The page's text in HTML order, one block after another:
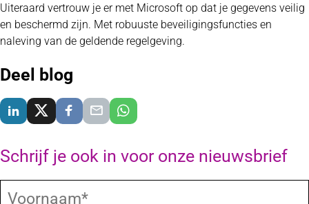
Uiteraard vertrouw je er met Microsoft op dat je gegevens veilig
en beschermd zijn. Met robuuste beveiligingsfuncties en
naleving van de geldende regelgeving.
Deel blog
Delen via LinkedIn
Delen via XDelen via Facebook
Delen via E-Mail
Delen via WhatsApp
Schrijf je ook in voor onze nieuwsbrief